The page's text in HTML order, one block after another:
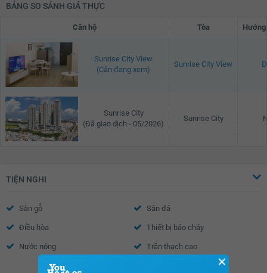
BẢNG SO SÁNH GIÁ THỰC
Căn hộ Tòa
Sunrise City View
(Căn đang xem)
Sunrise City View
Sunrise City
(Đã giao dịch - 05/2026)
Sunrise City
TIỆN NGHI
Sàn gỗ Sàn đá
Điều hòa Thiết bị báo cháy
Nước nóng Trần thạch cao
Tường sơn bả ✕